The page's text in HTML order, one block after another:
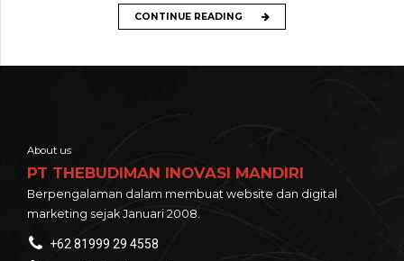
CONTINUE READING
About us
PT THEBUDIMAN INOVASI MANDIRI
Berpengalaman dalam membuat website dan digital
marketing sejak Januari 2008.
+62 81999 29 4558